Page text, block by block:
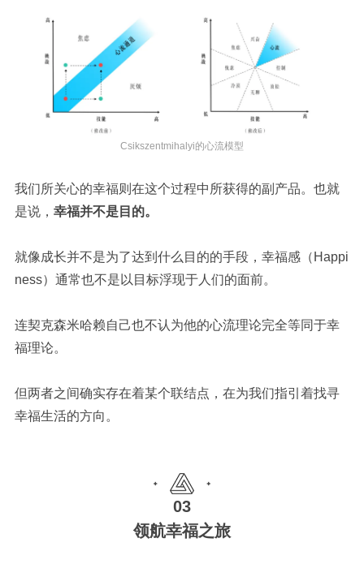
Csikszentmihalyi的心流模型
我们所关心的幸福则在这个过程中所获得的副产品。也就
是说， 幸福并不是目的。
就像成长并不是为了达到什么目的的手段，幸福感（Happi
ness）通常也不是以目标浮现于人们的面前。
连契克森米哈赖自己也不认为他的心流理论完全等同于幸
福理论。
但两者之间确实存在着某个联结点，在为我们指引着找寻
幸福生活的方向。
03
领航幸福之旅